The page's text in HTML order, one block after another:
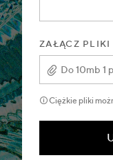
ZAŁĄCZ PLIKI
Do 10mb 1
🛈 Ciężkie pliki